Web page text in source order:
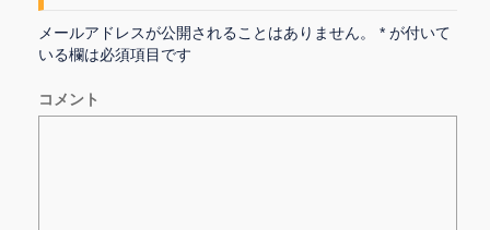
メールアドレスが公開されることはありません。 * が付いて
いる欄は必須項目です
コメント